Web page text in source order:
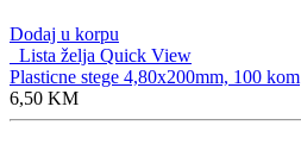
Dodaj u korpu
Lista želja Quick View
Plasticne stege 4,80x200mm, 100 kom
6,50 KM